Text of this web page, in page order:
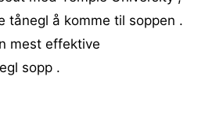
tånegl å komme til soppen .
mest effektive
sopp .